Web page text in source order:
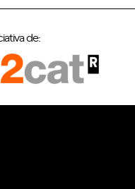
de: